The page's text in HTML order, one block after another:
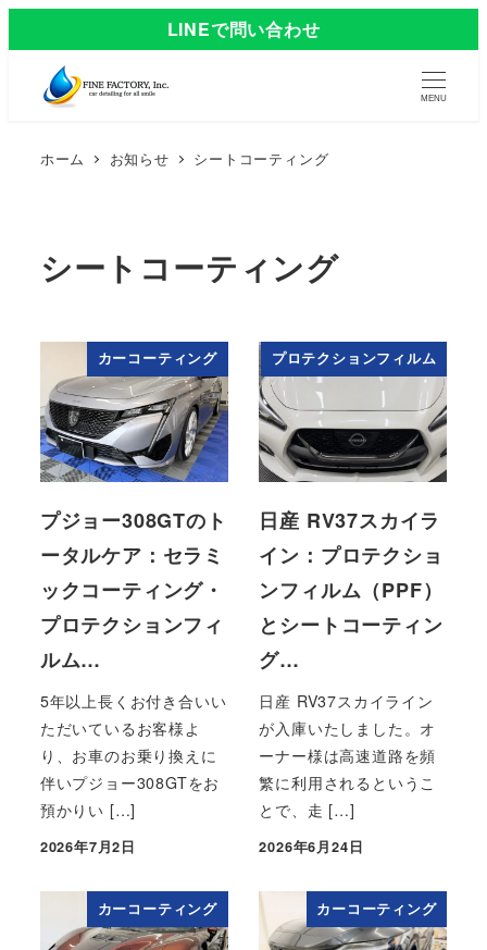
LINEで問い合わせ
MENU
ホーム お知らせ シートコーティング
シートコーティング
カーコーティング
プジョー308GTのト
ータルケア：セラミ
ックコーティング・
プロテクションフィ
ルム…
5年以上長くお付き合いい
ただいているお客様よ
り、お車のお乗り換えに
伴いプジョー308GTをお
預かりい […]
投稿日
2026年7月2日
プロテクションフィルム
日産 RV37スカイラ
イン：プロテクショ
ンフィルム（PPF）
とシートコーティン
グ…
日産 RV37スカイライン
が入庫いたしました。オ
ーナー様は高速道路を頻
繁に利用されるというこ
とで、走 […]
投稿日
2026年6月24日
カーコーティング カーコーティング